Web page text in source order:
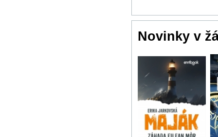
Novinky v